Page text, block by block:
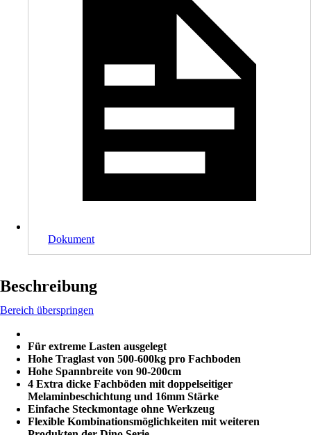
Dokument
Beschreibung
Bereich überspringen
Für extreme Lasten ausgelegt
Hohe Traglast von 500-600kg pro Fachboden
Hohe Spannbreite von 90-200cm
4 Extra dicke Fachböden mit doppelseitiger
Melaminbeschichtung und 16mm Stärke
Einfache Steckmontage ohne Werkzeug
Flexible Kombinationsmöglichkeiten mit weiteren